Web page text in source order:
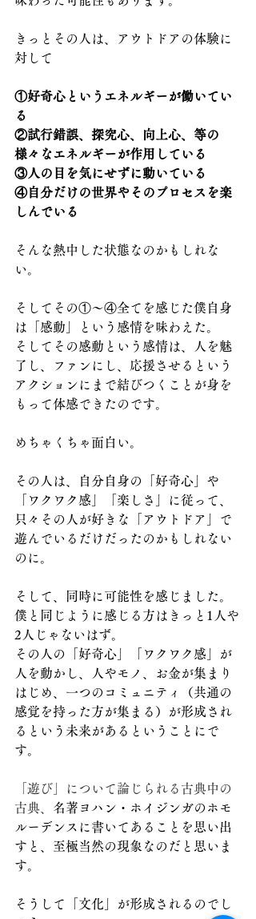
きっとその人は、アウトドアの体験に
対して
①好奇心というエネルギーが働いてい
る
②試行錯誤、探究心、向上心、等の
様々なエネルギーが作用している
③人の目を気にせずに動いている
④自分だけの世界やそのプロセスを楽
しんでいる
そんな熱中した状態なのかもしれな
い。
そしてその①～④全てを感じた僕自身
は「感動」という感情を味わえた。
そしてその感動という感情は、人を魅
了し、ファンにし、応援させるという
アクションにまで結びつくことが身を
もって体感できたのです。
めちゃくちゃ面白い。
その人は、自分自身の「好奇心」や
「ワクワク感」「楽しさ」に従って、
只々その人が好きな「アウトドア」で
遊んでいるだけだったのかもしれない
のに。
そして、同時に可能性を感じました。
僕と同じように感じる方はきっと1人や
2人じゃないはず。
その人の「好奇心」「ワクワク感」が
人を動かし、人やモノ、お金が集まり
はじめ、一つのコミュニティ（共通の
感覚を持った方が集まる）が形成され
るという未来があるということにで
す。
「遊び」について論じられる古典中の
古典、 名著ヨハン・ホイジンガのホモ
ルーデンスに書いてあることを思い出
すと、至極当然の現象なのだと思いま
す。
そうして「文化」が形成されるのでし